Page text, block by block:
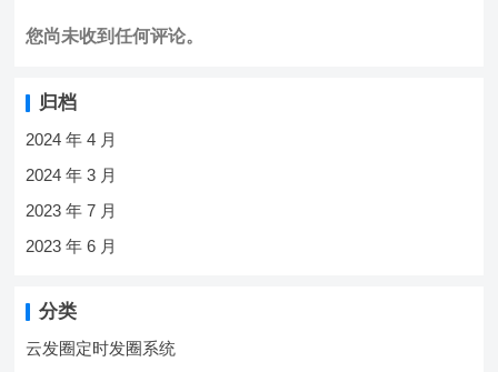
您尚未收到任何评论。
归档
2024 年 4 月
2024 年 3 月
2023 年 7 月
2023 年 6 月
分类
云发圈定时发圈系统